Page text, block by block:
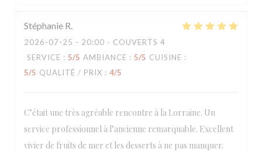
Stéphanie R
2026-07-25 - 20:00 - COUVERTS 4
SERVICE : 5/5 AMBIANCE : 5/5 CUISINE :
5/5 QUALITÉ / PRIX : 4/5
C’était une très agréable rencontre à la Lorraine. Un
service professionnel à l’ancienne remarquable. Excellent
vivier de fruits de mer et les desserts à ne pas manquer.